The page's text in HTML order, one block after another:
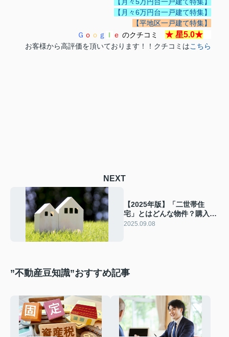
【月々6万円台一戸建て特集】
【平地区一戸建て特集】
Ｇ ｏ ｏ ｇ ｌ ｅ のクチコミ ★ 星5.0★
お客様から高評価を頂いております！！クチコミはこちら
NEXT
【2025年版】「二世帯住
宅」とはどんな物件？購入す
るメリットや節税効果をご紹
2025.09.08
”不動産豆知識”おすすめ記事